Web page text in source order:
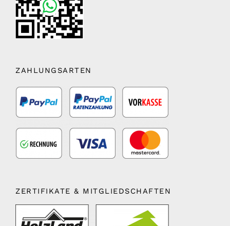
ZAHLUNGSARTEN
ZERTIFIKATE & MITGLIEDSCHAFTEN